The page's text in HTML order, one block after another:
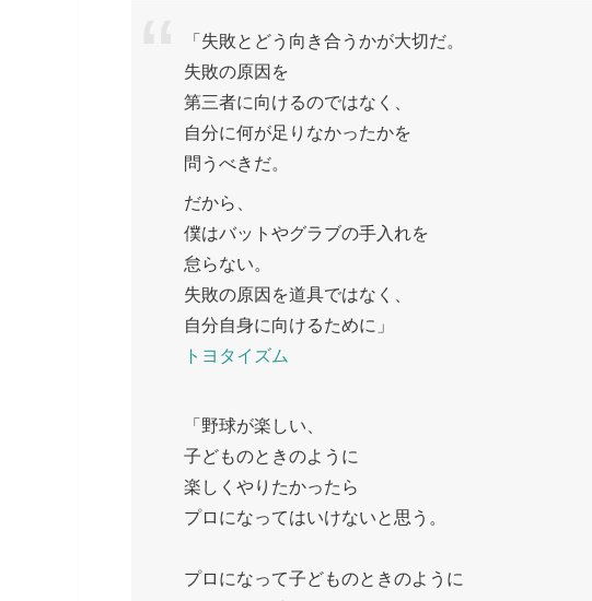
「失敗とどう向き合うかが大切だ。
失敗の原因を
第三者に向けるのではなく、
自分に何が足りなかったかを
問うべきだ。
だから、
僕はバットやグラブの手入れを
怠らない。
失敗の原因を道具ではなく、
自分自身に向けるために」
トヨタイズム
「野球が楽しい、
子どものときのように
楽しくやりたかったら
プロになってはいけないと思う。
プロになって子どものときのように